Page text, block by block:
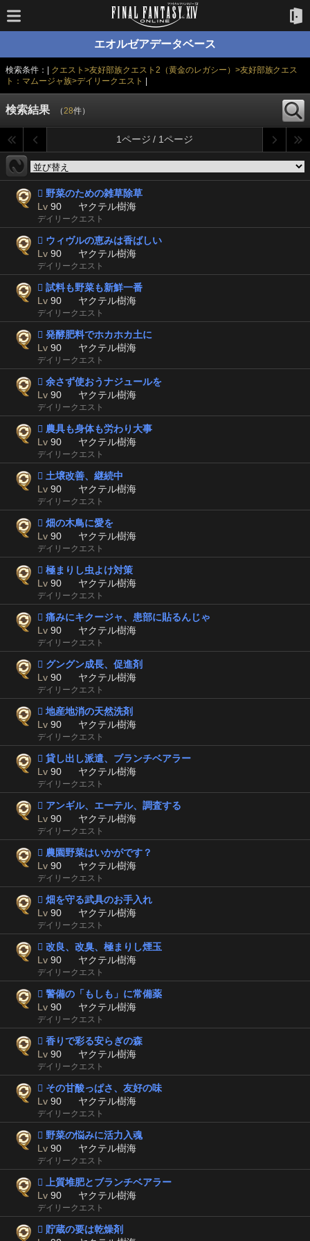
エオルゼアデータベース
検索条件：| クエスト>友好部族クエスト2（黄金のレガシー）>友好部族クエス
ト：マムージャ族>デイリークエスト
検索結果 （28件）
1ページ / 1ページ
 野菜のための雑草除草
Lv 90 ヤクテル樹海
デイリークエスト
 ウィヴルの恵みは香ばしい
Lv 90 ヤクテル樹海
デイリークエスト
 試料も野菜も新鮮一番
Lv 90 ヤクテル樹海
デイリークエスト
 発酵肥料でホカホカ土に
Lv 90 ヤクテル樹海
デイリークエスト
 余さず使おうナジュールを
Lv 90 ヤクテル樹海
デイリークエスト
 農具も身体も労わり大事
Lv 90 ヤクテル樹海
デイリークエスト
 土壌改善、継続中
Lv 90 ヤクテル樹海
デイリークエスト
 畑の木鳥に愛を
Lv 90 ヤクテル樹海
デイリークエスト
 極まりし虫よけ対策
Lv 90 ヤクテル樹海
デイリークエスト
 痛みにキクージャ、患部に貼るんじゃ
Lv 90 ヤクテル樹海
デイリークエスト
 グングン成長、促進剤
Lv 90 ヤクテル樹海
デイリークエスト
 地産地消の天然洗剤
Lv 90 ヤクテル樹海
デイリークエスト
 貸し出し派遣、ブランチベアラー
Lv 90 ヤクテル樹海
デイリークエスト
 アンギル、エーテル、調査する
Lv 90 ヤクテル樹海
デイリークエスト
 農園野菜はいかがです？
Lv 90 ヤクテル樹海
デイリークエスト
 畑を守る武具のお手入れ
Lv 90 ヤクテル樹海
デイリークエスト
 改良、改臭、極まりし煙玉
Lv 90 ヤクテル樹海
デイリークエスト
 警備の「もしも」に常備薬
Lv 90 ヤクテル樹海
デイリークエスト
 香りで彩る安らぎの森
Lv 90 ヤクテル樹海
デイリークエスト
 その甘酸っぱさ、友好の味
Lv 90 ヤクテル樹海
デイリークエスト
 野菜の悩みに活力入魂
Lv 90 ヤクテル樹海
デイリークエスト
 上質堆肥とブランチベアラー
Lv 90 ヤクテル樹海
デイリークエスト
 貯蔵の要は乾燥剤